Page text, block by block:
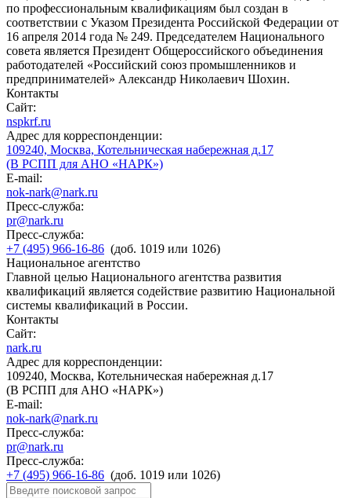
по профессиональным квалификациям был создан в
соответствии с Указом Президента Российской Федерации от
16 апреля 2014 года № 249. Председателем Национального
совета является Президент Общероссийского объединения
работодателей «Российский союз промышленников и
предпринимателей» Александр Николаевич Шохин.
Контакты
Сайт:
nspkrf.ru
Адрес для корреспонденции:
109240, Москва, Котельническая набережная д.17
(В РСПП для АНО «НАРК»)
E-mail:
nok-nark@nark.ru
Пресс-служба:
pr@nark.ru
Пресс-служба:
+7 (495) 966-16-86 (доб. 1019 или 1026)
Национальное агентство
Главной целью Национального агентства развития
квалификаций является содействие развитию Национальной
системы квалификаций в России.
Контакты
Сайт:
nark.ru
Адрес для корреспонденции:
109240, Москва, Котельническая набережная д.17
(В РСПП для АНО «НАРК»)
E-mail:
nok-nark@nark.ru
Пресс-служба:
pr@nark.ru
Пресс-служба:
+7 (495) 966-16-86 (доб. 1019 или 1026)